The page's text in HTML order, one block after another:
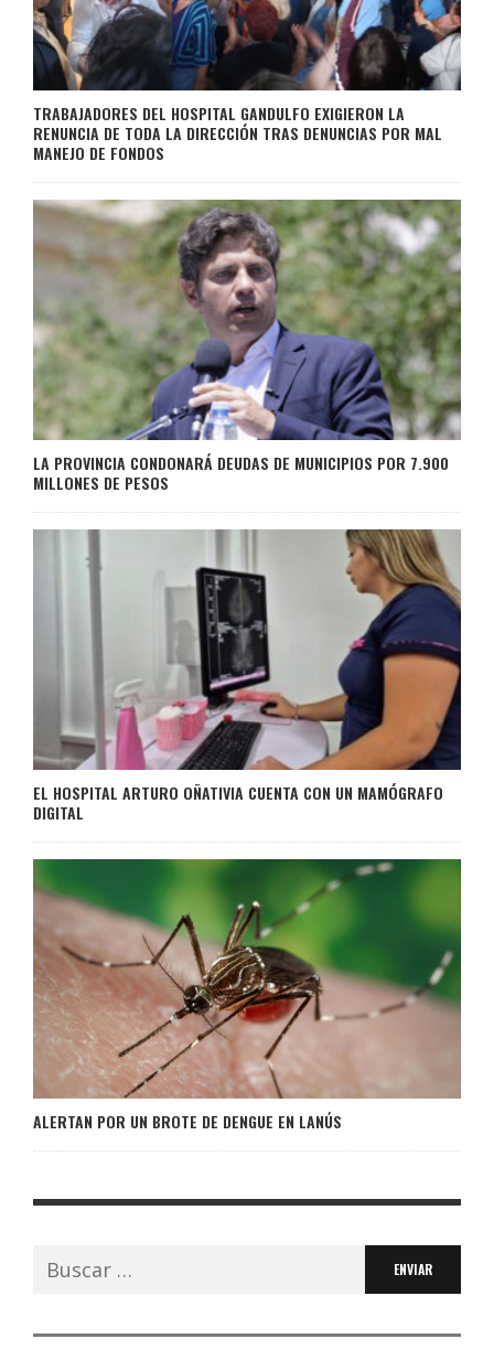
TRABAJADORES DEL HOSPITAL GANDULFO EXIGIERON LA
RENUNCIA DE TODA LA DIRECCIÓN TRAS DENUNCIAS POR MAL
MANEJO DE FONDOS
LA PROVINCIA CONDONARÁ DEUDAS DE MUNICIPIOS POR 7.900
MILLONES DE PESOS
EL HOSPITAL ARTURO OÑATIVIA CUENTA CON UN MAMÓGRAFO
DIGITAL
ALERTAN POR UN BROTE DE DENGUE EN LANÚS
Buscar: